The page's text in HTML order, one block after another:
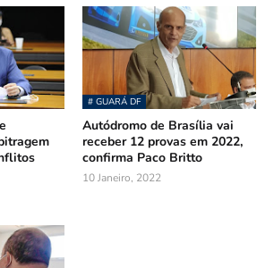
# GUARÁ DF
Autódromo de Brasília vai
receber 12 provas em 2022,
confirma Paco Britto
10 Janeiro, 2022